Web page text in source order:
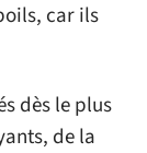
car ils
dès le plus
de la